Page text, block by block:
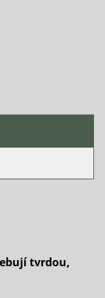
tvrdou,